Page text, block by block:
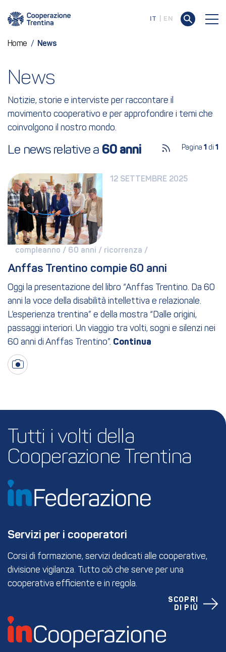
IT EN
Home / News
News
Notizie, storie e interviste per raccontare il
movimento cooperativo e per approfondire i temi che
coinvolgono il nostro mondo.
Le news relative a 60 anni Pagina 1 di 1
12 SETTEMBRE 2025
compleanno / 60 anni / ricorrenza /
Anffas Trentino compie 60 anni
Oggi la presentazione del libro “Anffas Trentino. Da 60
anni la voce della disabilità intellettiva e relazionale.
L’esperienza trentina” e della mostra “Dalle origini,
passaggi interiori. Un viaggio tra volti, sogni e silenzi nei
60 anni di Anffas Trentino”.
Tutti i volti della
Cooperazione Trentina
Servizi per i cooperatori
Corsi di formazione, servizi dedicati alle cooperative,
divisione vigilanza. Tutto ciò che serve per una
cooperativa efficiente e in regola.
SCOPRI
DI PIÙ